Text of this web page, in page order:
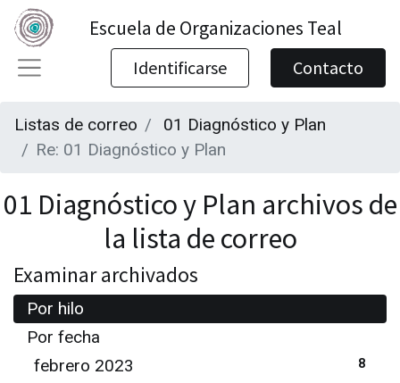
Escuela de Organizaciones Teal
Identificarse Contacto
Listas de correo
01 Diagnóstico y Plan
Re: 01 Diagnóstico y Plan
01 Diagnóstico y Plan archivos de
la lista de correo
Examinar archivados
Por hilo
Por fecha
febrero 2023
8